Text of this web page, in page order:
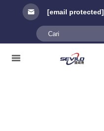
[email protected]